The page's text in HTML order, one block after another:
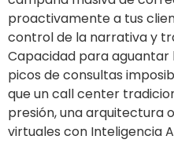
proactivamente a tus
control de la narrativa y
Capacidad para aguantar
picos de consultas
que un call center
presión, una arquitectura
virtuales con Inteligencia